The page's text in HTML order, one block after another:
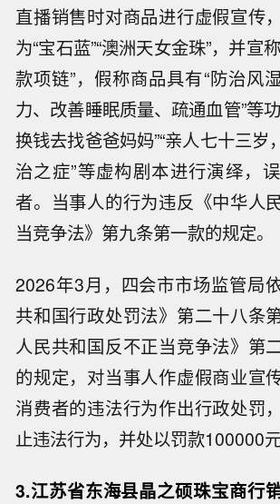
直播销售时对商品进行虚假宣传
为“宝石蓝”“澳洲天女金珠”，并宣
款项链”，假称商品具有“防治风
力、改善睡眠质量、疏通血管”等
换钱去找爸爸妈妈”“亲人七十三岁
治之症”等虚构剧本进行演绎，
者。当事人的行为违反《中华人
当竞争法》第九条第一款的规定。
2026年3月，四会市市场监管局
共和国行政处罚法》第二十八条
人民共和国反不正当竞争法》第
的规定，对当事人作虚假商业宣
消费者的违法行为作出行政处罚
止违法行为，并处以罚款100000元
3.江苏省东海县晶之硕珠宝商行